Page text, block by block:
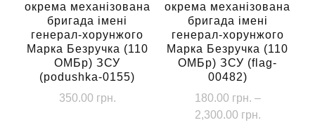
окрема механізована
бригада імені
генерал-хорунжого
Марка Безручка (110
ОМБр) ЗСУ
(podushka-0155)
350.00 грн.
окрема механізована
бригада імені
генерал-хорунжого
Марка Безручка (110
ОМБр) ЗСУ (flag-
00482)
180.00 грн. –
2,300.00 грн.